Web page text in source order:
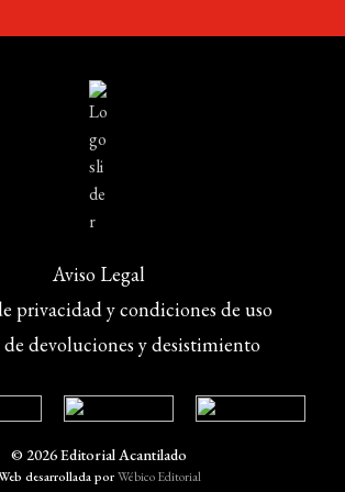
Aviso Legal
privacidad y condiciones de uso
devoluciones y desistimiento
© 2026 Editorial Acantilado
desarrollada porWébico Editorial